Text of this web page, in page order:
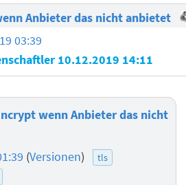
Anbieter das nicht anbietet
03:39
10.12.2019 14:11
wenn Anbieter das nicht
(Versionen)
tls